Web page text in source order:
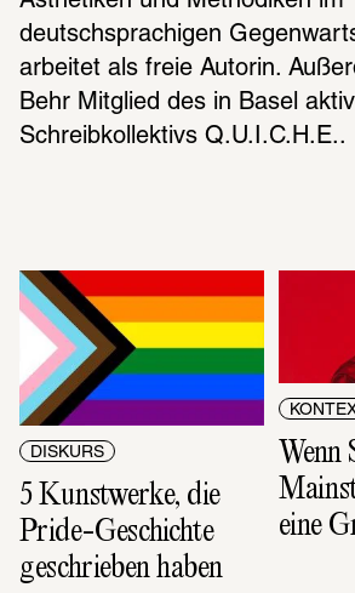
deutschsprachigen
arbeitet als freie Autorin.
Behr Mitglied des in Basel
Schreibkollektivs Q.U.I.C.H.E..
DISKURS
5 Kunstwerke, die
Pride-Geschichte
geschrieben haben
Wenn
eine